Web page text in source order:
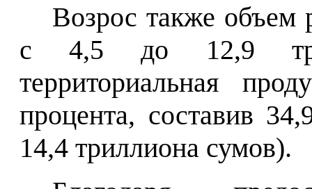
Возрос также
с 4,5 до 12,9
территориальная
процента, составив
14,4 триллиона сумов).